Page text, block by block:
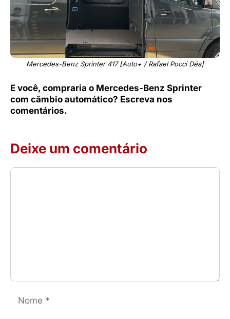
Mercedes-Benz Sprinter 417 [Auto+ / Rafael Pocci Déa]
E você, compraria o Mercedes-Benz Sprinter
com câmbio automático? Escreva nos
comentários.
Deixe um comentário
Comentário